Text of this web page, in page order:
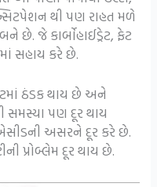
થી પણ રાહત મળે
છે. જે કાર્બોહાઈડ્રેટ, ફેટ
સહાય કરે છે.
ઠંડક થાય છે અને
સમસ્યા પણ દૂર થાય
અસરને દૂર કરે છે.
પ્રોબ્લેમ દૂર થાય છે.